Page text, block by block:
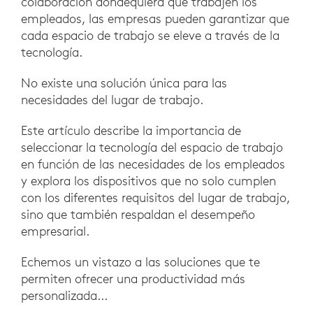
empleados, las empresas pueden garantizar que
cada espacio de trabajo se eleve a través de la
tecnología.
No existe una solución única para las
necesidades del lugar de trabajo.
Este artículo describe la importancia de
seleccionar la tecnología del espacio de trabajo
en función de las necesidades de los empleados
y explora los dispositivos que no solo cumplen
con los diferentes requisitos del lugar de trabajo,
sino que también respaldan el desempeño
empresarial.
Echemos un vistazo a las soluciones que te
permiten ofrecer una productividad más
personalizada...